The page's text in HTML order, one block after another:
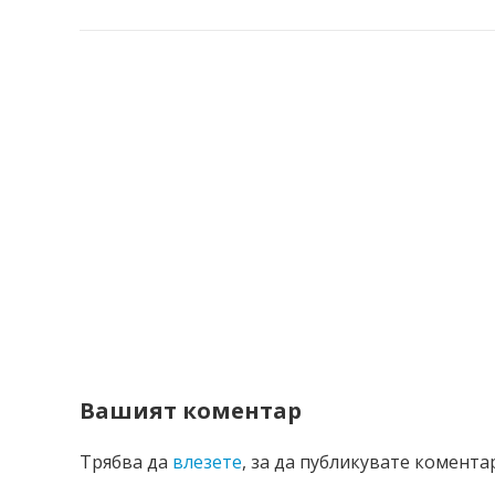
Вашият коментар
Трябва да влезете, за да публикувате